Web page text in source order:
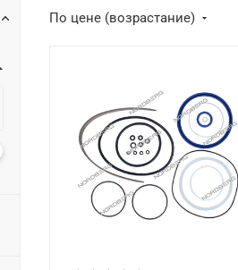
По цене (возрастание)